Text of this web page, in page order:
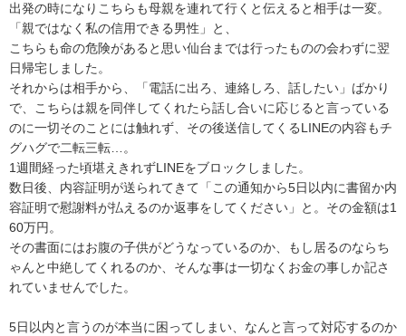
出発の時になりこちらも母親を連れて行くと伝えると相手は一変。
「親ではなく私の信用できる男性」と、
こちらも命の危険があると思い仙台までは行ったものの会わずに翌
日帰宅しました。
それからは相手から、「電話に出ろ、連絡しろ、話したい」ばかり
で、こちらは親を同伴してくれたら話し合いに応じると言っている
のに一切そのことには触れず、その後送信してくるLINEの内容もチ
グハグで二転三転…。
1週間経った頃堪えきれずLINEをブロックしました。
数日後、内容証明が送られてきて「この通知から5日以内に書留か内
容証明で慰謝料が払えるのか返事をしてください」と。その金額は1
60万円。
その書面にはお腹の子供がどうなっているのか、もし居るのならち
ゃんと中絶してくれるのか、そんな事は一切なくお金の事しか記さ
れていませんでした。
5日以内と言うのが本当に困ってしまい、なんと言って対応するのか